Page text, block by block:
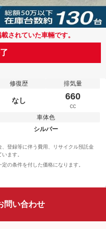
されていた車輛です。
修復歴
なし
排気量
660
cc
車体色
シルバー
登録等に伴う費用、リサイクル預託金
ます。
の条件を付した価格になります。
問い合わせ